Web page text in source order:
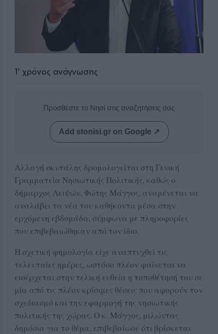
1' χρόνος ανάγνωσης
Προσθέστε το Νησί στις αναζητήσεις σας
Add stonisi.gr on Google ↗
Αλλαγή σκυτάλης δρομολογείται στη Γενική
Γραμματεία Νησιωτικής Πολιτικής, καθώς ο
δήμαρχος Λειψών, Φώτης Μάγγος, αναμένεται να
αναλάβει τα νέα του καθήκοντα μέσα στην
ερχόμενη εβδομάδα, σύμφωνα με πληροφορίες
που επιβεβαιώθηκαν από τον ίδιο.
Η σχετική φημολογία είχε αναπτυχθεί τις
τελευταίες ημέρες, ωστόσο πλέον φαίνεται να
εισέρχεται στην τελική ευθεία η τοποθέτησή του σε
μία από τις πλέον κρίσιμες θέσεις που αφορούν τον
σχεδιασμό και την εφαρμογή της νησιωτικής
πολιτικής της χώρας. Ο κ. Μάγγος, μιλώντας
δημόσια για το θέμα, επιβεβαίωσε ότι βρίσκεται